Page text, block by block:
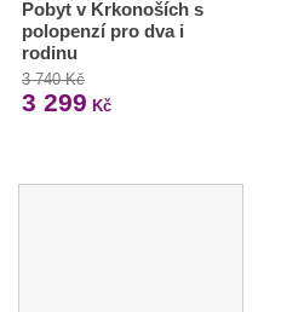
Pobyt v Krkonoších s
polopenzí pro dva i
rodinu
3 740 Kč
3 299 Kč